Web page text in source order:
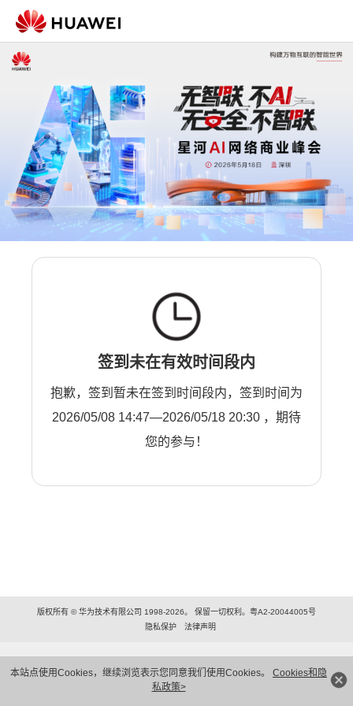
本站点使用Cookies，继续浏览表示您同意我们使用Cookies。 Cookies和隐
私政策>
签到未在有效时间段内
抱歉，签到暂未在签到时间段内，签到时间为
2026/05/08 14:47—2026/05/18 20:30 ，期待
您的参与！
版权所有 © 华为技术有限公司 1998-2026。 保留一切权利。粤A2-20044005号
隐私保护
法律声明